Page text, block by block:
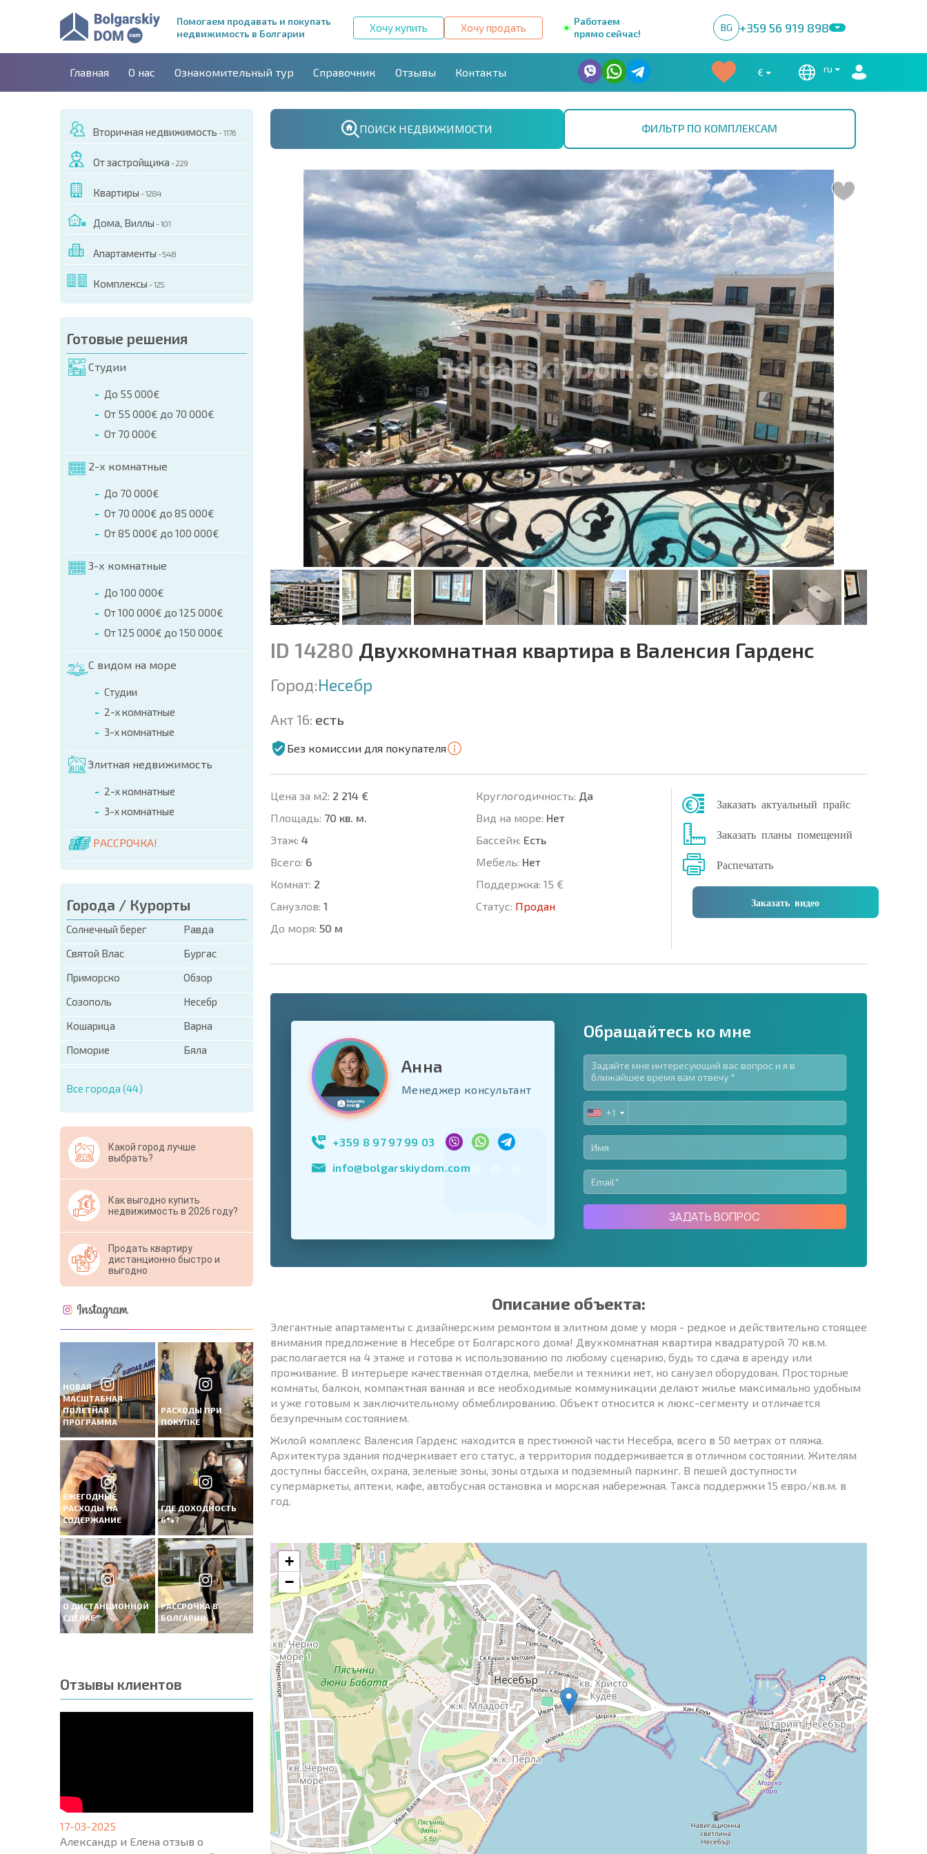
Помогаем продавать и покупать
недвижимость в Болгарии
Хочу купить Хочу продать
Работаем
прямо сейчас!
BG +359 56 919 898
Главная О нас Ознакомительный тур Справочник Отзывы Контакты € ru
Вторичная недвижимость - 1176
От застройщика - 229
Квартиры - 1284
Дома, Виллы - 101
Апартаменты - 548
Комплексы - 125
Готовые решения
Студии
До 55 000€
От 55 000€ до 70 000€
От 70 000€
2-х комнатные
До 70 000€
От 70 000€ до 85 000€
От 85 000€ до 100 000€
3-х комнатные
До 100 000€
От 100 000€ до 125 000€
От 125 000€ до 150 000€
С видом на море
Студии
2-х комнатные
3-х комнатные
Элитная недвижимость
2-х комнатные
3-х комнатные
РАССРОЧКА!
Города / Курорты
Солнечный берег
Равда
Святой Влас
Бургас
Приморско
Обзор
Созополь
Несебр
Кошарица
Варна
Поморие
Бяла
Все города (44)
Какой город лучше
выбрать?
Как выгодно купить
недвижимость в 2026 году?
Продать квартиру
дистанционно быстро и
выгодно
НОВАЯ
МАСШТАБНАЯ
ПОЛЕТНАЯ
ПРОГРАММА
РАСХОДЫ ПРИ
ПОКУПКЕ
ЕЖЕГОДНЫЕ
РАСХОДЫ НА
СОДЕРЖАНИЕ
ГДЕ ДОХОДНОСТЬ
6%?
О ДИСТАНЦИОННОЙ
СДЕЛКЕ
РАССРОЧКА В
БОЛГАРИИ
Отзывы клиентов
17-03-2025
Александр и Елена отзыв о
ПОИСК НЕДВИЖИМОСТИ ФИЛЬТР ПО КОМПЛЕКСАМ
ЭТОГО ОБЪЕКТА
телефонам:
+359 8 9797 99 03
ID 14280 Двухкомнатная квартира в Валенсия Гарденс
Город:Несебр
Акт 16: есть
Без комиссии для покупателя
Цена за м2: 2 214 €
Площадь: 70 кв. м.
Этаж: 4
Всего: 6
Комнат: 2
Санузлов: 1
До моря: 50 м
Круглогодичность: Да
Вид на море: Нет
Басcейн: Есть
Мебель: Нет
Поддержка: 15 €
Статус: Продан
Заказать актуальный прайс
Заказать планы помещений
Распечатать
Заказать видео
United
+1
* Поля обязательные для заполнения
Свернуть форму
Подписаться на рассылку | Нажимая кнопку, вы разрешаете
использование своих данных.
Отправить сообщение
Анна
Менеджер консультант
+359 8 97 97 99 03
info@bolgarskiydom.com
Обращайтесь ко мне
UNITED
STATES
+1
+1
ЗАДАТЬ ВОПРОС
Описание объекта:
Элегантные апартаменты с дизайнерским ремонтом в элитном доме у моря - редкое и действительно стоящее
внимания предложение в Несебре от Болгарского дома! Двухкомнатная квартира квадратурой 70 кв.м.
располагается на 4 этаже и готова к использованию по любому сценарию, будь то сдача в аренду или
проживание. В интерьере качественная отделка, мебели и техники нет, но санузел оборудован. Просторные
комнаты, балкон, компактная ванная и все необходимые коммуникации делают жилье максимально удобным
и уже готовым к заключительному обмеблированию. Объект относится к люкс-сегменту и отличается
безупречным состоянием.
Жилой комплекс Валенсия Гарденс находится в престижной части Несебра, всего в 50 метрах от пляжа.
Архитектура здания подчеркивает его статус, а территория поддерживается в отличном состоянии. Жителям
доступны бассейн, охрана, зеленые зоны, зоны отдыха и подземный паркинг. В пешей доступности
супермаркеты, аптеки, кафе, автобусная остановка и морская набережная. Такса поддержки 15 евро/кв.м. в
год.
+
−